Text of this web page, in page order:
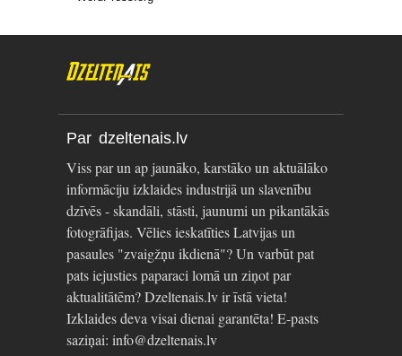
Par dzeltenais.lv
Viss par un ap jaunāko, karstāko un aktuālāko
informāciju izklaides industrijā un slavenību
dzīvēs - skandāli, stāsti, jaunumi un pikantākās
fotogrāfijas. Vēlies ieskatīties Latvijas un
pasaules "zvaigžņu ikdienā"? Un varbūt pat
pats iejusties paparaci lomā un ziņot par
aktualitātēm? Dzeltenais.lv ir īstā vieta!
Izklaides deva visai dienai garantēta! E-pasts
saziņai: info@dzeltenais.lv